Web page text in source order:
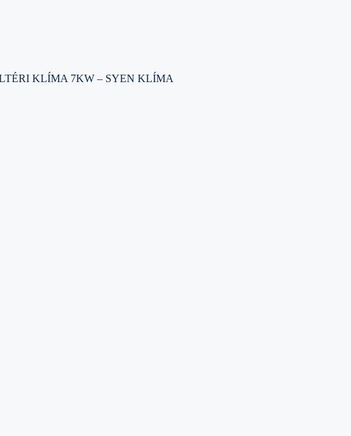
KLÍMA 7KW – SYEN KLÍMA